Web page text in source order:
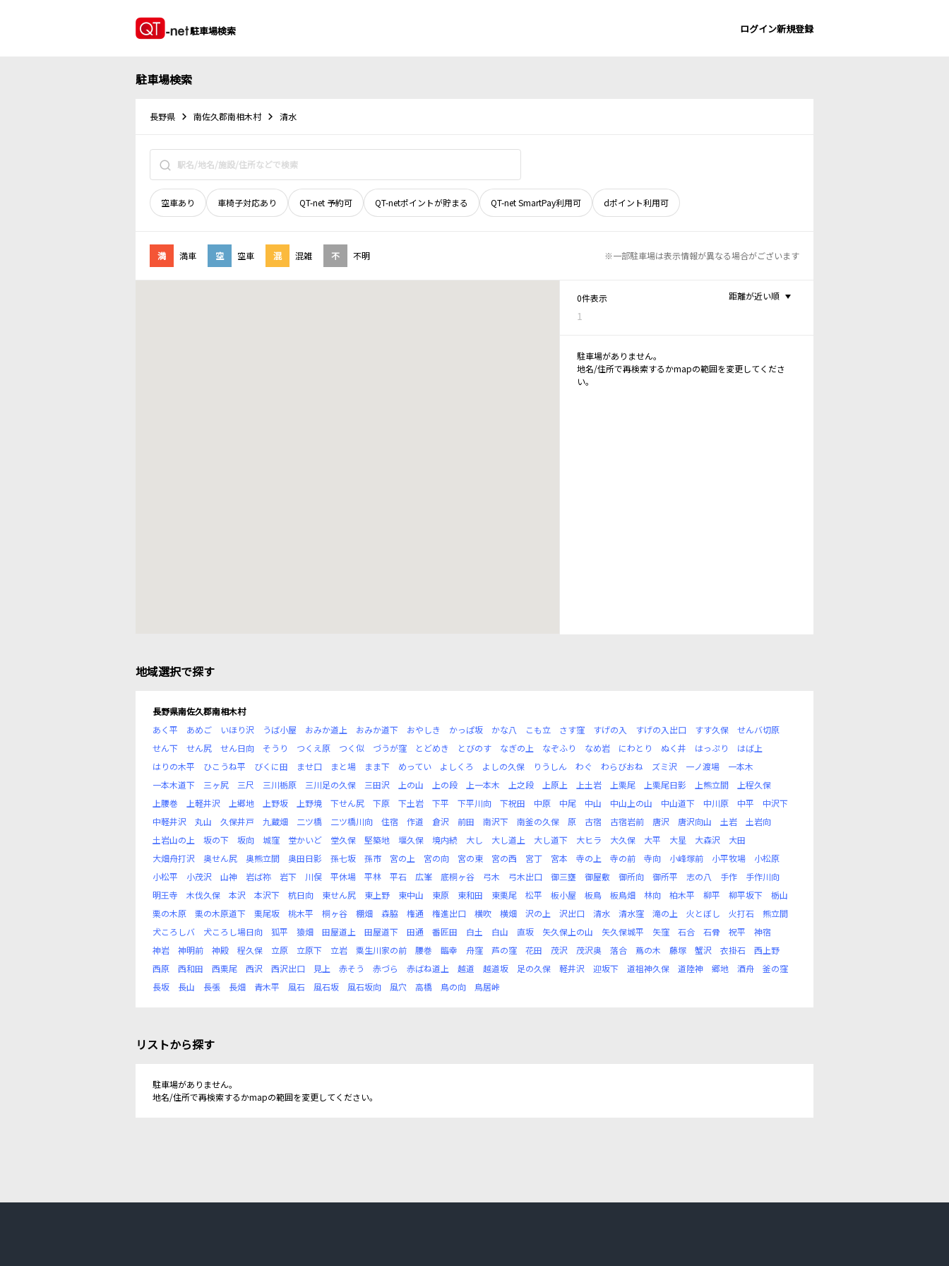
駐車場検索 ログイン新規登録
駐車場検索
長野県 南佐久郡南相木村 清水
空車あり 車椅子対応あり QT-net 予約可 QT-netポイントが貯まる QT-net SmartPay利用可 dポイント利用可
満 満車 空 空車 混 混雑 不 不明 ※一部駐車場は表示情報が異なる場合がございます
0件表示
1
距離が近い順
駐車場がありません。
地名/住所で再検索するかmapの範囲を変更してくださ
い。
地域選択で探す
長野県南佐久郡南相木村
あく平
あめご いほり沢 うば小屋 おみか道上 おみか道下 おやしき かっぱ坂 かな八 こも立 さす窪 すげの入 すげの入出口 すす久保
せんバ切原
せん下
せん尻 せん日向 そうり つくえ原 つく似 づうが窪 とどめき とびのす なぎの上 なぞふり なめ岩 にわとり ぬく井 はっぷり
はば上
はりの木平
ひこうね平 びくに田 ませ口 まと場 まま下 めってい よしくろ よしの久保 りうしん わぐ わらびおね ズミ沢 一ノ渡場
一本木
一本木道下
三ヶ尻 三尺 三川栃原 三川足の久保 三田沢 上の山 上の段 上一本木 上之段 上原上 上土岩 上栗尾 上栗尾日影 上熊立間
上程久保
上腰巻
上軽井沢 上郷地 上野坂 上野境 下せん尻 下原 下土岩 下平 下平川向 下祝田 中原 中尾 中山 中山上の山 中山道下 中川原 中平
中沢下
中軽井沢
丸山 久保井戸 九蔵畑 二ツ橋 二ツ橋川向 住宿 作道 倉沢 前田 南沢下 南釜の久保 原 古宿 古宿岩前 唐沢 唐沢向山 土岩
土岩向
土岩山の上
坂の下 坂向 城窪 堂かいど 堂久保 堅築地 堰久保 境内続 大し 大し道上 大し道下 大ヒラ 大久保 大平 大星 大森沢
大田
大畑舟打沢
奥せん尻 奥熊立間 奥田日影 孫七坂 孫市 宮の上 宮の向 宮の東 宮の西 宮丁 宮本 寺の上 寺の前 寺向 小峰塚前 小平牧場
小松原
小松平
小茂沢 山神 岩ば祢 岩下 川俣 平休場 平林 平石 広峯 底桐ヶ谷 弓木 弓木出口 御三壅 御屋敷 御所向 御所平 志の八 手作
手作川向
明王寺
木伐久保 本沢 本沢下 杭日向 東せん尻 東上野 東中山 東原 東和田 東栗尾 松平 板小屋 板鳥 板鳥畑 林向 柏木平 柳平 柳平坂下
栃山
栗の木原
栗の木原道下 栗尾坂 桃木平 桐ヶ谷 棚畑 森脇 権通 権進出口 横吹 横畑 沢の上 沢出口 清水 清水窪 滝の上 火とぼし 火打石
熊立間
犬ころしバ
犬ころし場日向 狐平 猿畑 田屋道上 田屋道下 田通 番匠田 白土 白山 直坂 矢久保上の山 矢久保城平 矢窪 石合 石骨 祝平
神宿
神岩
神明前 神殿 程久保 立原 立原下 立岩 粟生川家の前 腰巻 臨幸 舟窪 芦の窪 花田 茂沢 茂沢奥 落合 蔦の木 藤塚 蟹沢 衣掛石
西上野
西原
西和田 西栗尾 西沢 西沢出口 見上 赤そう 赤づら 赤ばね道上 越道 越道坂 足の久保 軽井沢 迎坂下 道祖神久保 道陸神 郷地 酒舟
釜の窪
長坂
長山 長張 長畑 青木平 風石 風石坂 風石坂向 風穴 高橋 鳥の向 鳥居峠
リストから探す
駐車場がありません。
地名/住所で再検索するかmapの範囲を変更してください。